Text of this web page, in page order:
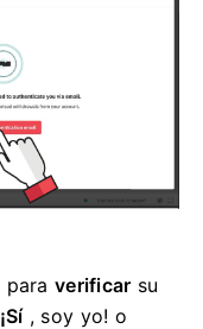
para verificar su
¡Sí, soy yo! o